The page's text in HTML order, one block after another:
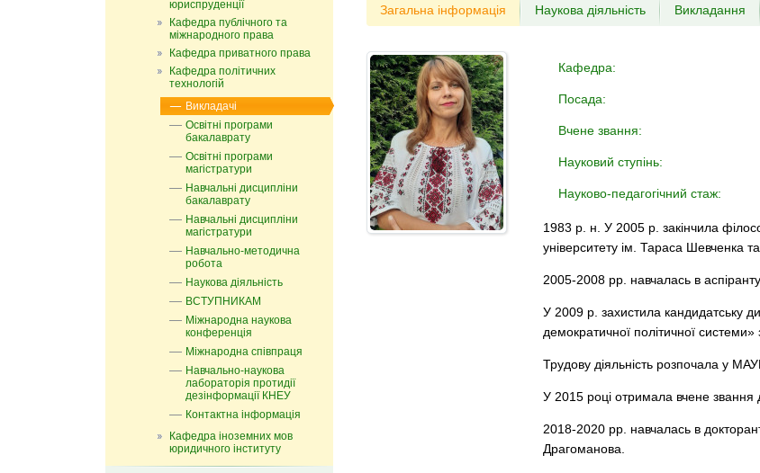
юриспруденції
Кафедра публічного та
міжнародного права
Кафедра приватного права
Кафедра політичних
технологій
Викладачі
Освітні програми
бакалаврату
Освітні програми
магістратури
Навчальні дисципліни
бакалаврату
Навчальні дисципліни
магістратури
Навчально-методична
робота
Наукова діяльність
ВСТУПНИКАМ
Міжнародна наукова
конференція
Міжнародна співпраця
Навчально-наукова
лабораторія протидії
дезінформації КНЕУ
Контактна інформація
Кафедра іноземних мов
юридичного інституту
Загальна інформація Наукова діяльність Викладання
Кафедра:
Посада:
Вчене звання:
Науковий ступінь:
Науково-педагогічний стаж:
1983 р. н. У 2005 р. закінчила
університету ім. Тараса Шевченка та
2005-2008 рр. навчалась в
У 2009 р. захистила кандидатську
демократичної політичної системи»
Трудову діяльність розпочала у
У 2015 році отримала вчене звання
2018-2020 рр. навчалась в
Драгоманова.